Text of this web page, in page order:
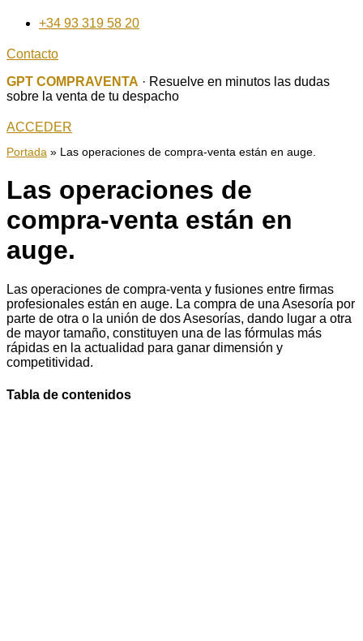
+34 93 319 58 20
Contacto
GPT COMPRAVENTA · Resuelve en minutos las dudas
sobre la venta de tu despacho
ACCEDER
Portada » Las operaciones de compra-venta están en auge.
Las operaciones de
compra-venta están en
auge.
Las operaciones de compra-venta y fusiones entre firmas
profesionales están en auge. La compra de una Asesoría por
parte de otra o la unión de dos Asesorías, dando lugar a otra
de mayor tamaño, constituyen una de las fórmulas más
rápidas en la actualidad para ganar dimensión y
competitividad.
Tabla de contenidos